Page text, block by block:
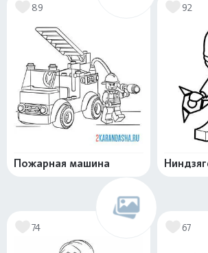
89
Пожарная машина
92
74 67